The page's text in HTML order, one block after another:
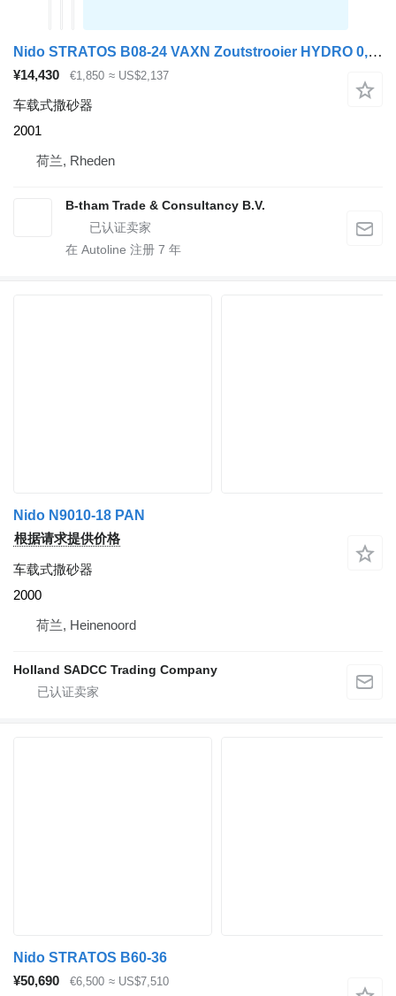
Nido STRATOS B08-24 VAXN Zoutstrooier HYDRO 0,8M3 Salzstreuer
¥14,430 €1,850 ≈ US$2,137
车载式撒砂器
2001
荷兰, Rheden
B-tham Trade & Consultancy B.V.
在 Autoline 注册 7 年
Nido N9010-18 PAN
根据请求提供价格
车载式撒砂器
2000
荷兰, Heinenoord
Holland SADCC Trading Company
Nido STRATOS B60-36
¥50,690
€6,500 ≈ US$7,510